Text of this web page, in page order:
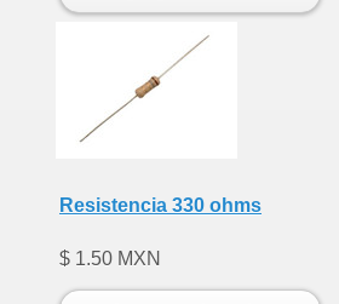
Resistencia 330 ohms
$ 1.50 MXN